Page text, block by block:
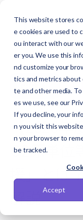
This website stores
e cookies are used to
ou interact with our
er you. We use this
nd customize your
tics and metrics
te and other media.
es we use, see our
If you decline, your
n you visit this
n your browser to
be tracked.
Accept
GHG算定
【2026年
O2原単
援」とは
解説